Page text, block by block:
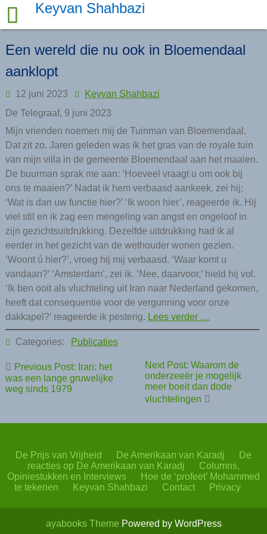
content
Keyvan Shahbazi
Een wereld die nu ook in Bloemendaal
aanklopt
12 juni 2023
Keyvan Shahbazi
De Telegraaf, 9 juni 2023
Mijn vrienden noemen mij de Tuinman van Bloemendaal.
Dat zit zo. Jaren geleden was ik het gras van de royale tuin
van mijn villa in de gemeente Bloemendaal aan het maaien.
De buurman sprak me aan: ‘Hoeveel vraagt u om ook bij
ons te maaien?’ Nadat ik hem verbaasd aankeek, zei hij;
‘Wat is dan uw functie hier?’ ‘Ik woon hier’, reageerde ik. Hij
viel stil en ik zag een mengeling van angst en ongeloof in
zijn gezichtsuitdrukking. Dezelfde uitdrukking had ik al
eerder in het gezicht van de wethouder wonen gezien.
‘Woont ú hier?’, vroeg hij mij verbaasd. ‘Waar komt u
vandaan?’ ‘Amsterdam’, zei ik. ‘Nee, daarvoor,’ hield hij vol.
‘Ik ben ooit als vluchteling uit Iran naar Nederland gekomen,
heeft dat consequentie voor de vergunning voor onze
dakkapel?’ reageerde ik pesterig. Lees verder …
Categories: Publicaties
Bericht
navigatie
Previous Post: Iran: het
was een lange gruwelijke
weg sinds 1979
Next Post: Waarom de
onderzeeër je mogelijk
meer boeit dan dode
vluchtelingen
De Prijs van Vrijheid De Amerikaan van Karadj
De
reacties op De Amerikaan van Karadj
Columns,
Opiniestukken en Interviews
Hoe de ‘profeet’ Mohammed
te tekenen
Keyvan Shahbazi Contact Privacy
ayabooks Theme Powered by WordPress